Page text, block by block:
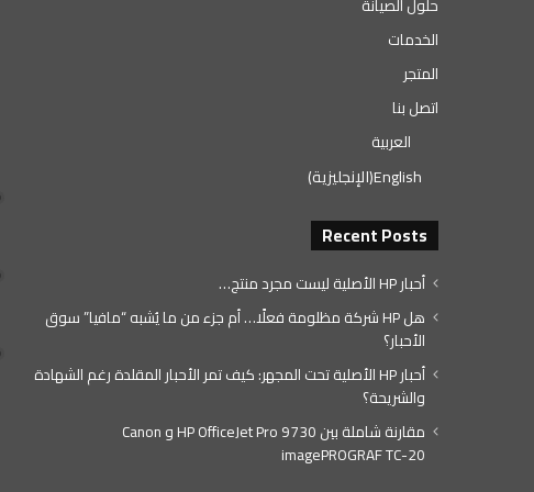
الخدمات
المتجر
اتصل بنا
العربية
English
(الإنجليزية)
Recent Posts
أحبار HP الأصلية ليست مجرد منتج…
هل HP شركة مظلومة فعلًا… أم جزء من ما يُشبه “مافيا” سوق
الأحبار؟
أحبار HP الأصلية تحت المجهر: كيف تمر الأحبار المقلدة رغم الشهادة
والشريحة؟
مقارنة شاملة بين HP OfficeJet Pro 9730 و Canon
imagePROGRAF TC-20